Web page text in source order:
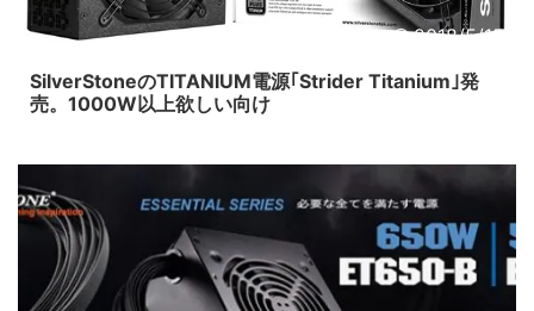
2018/5/15
SilverStoneのTITANIUM電源｢Strider Titanium｣発
売。1000W以上欲しい向け